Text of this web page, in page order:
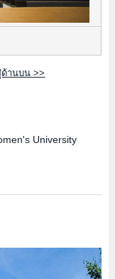
ด้านบน >>
University